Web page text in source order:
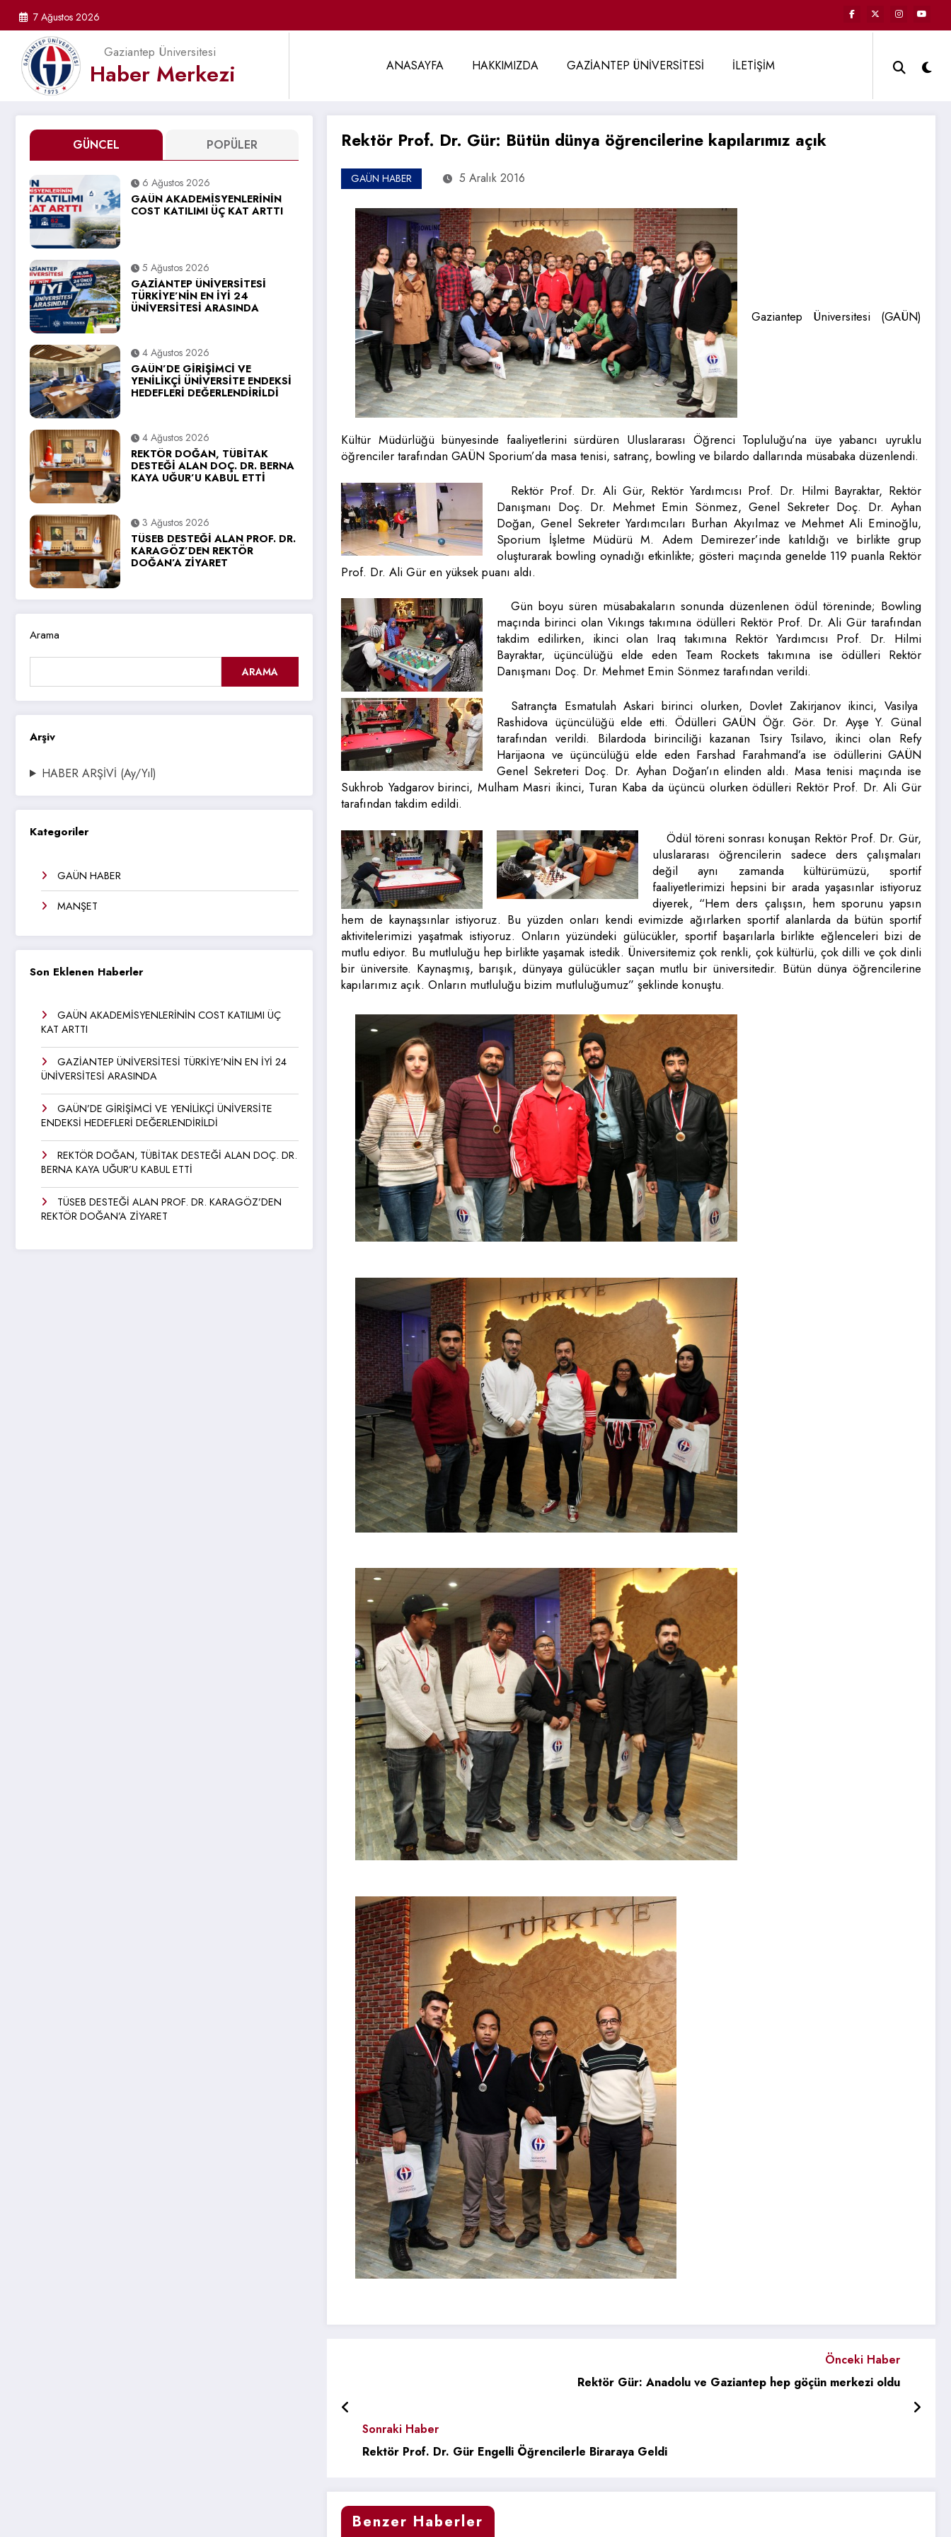
7 Ağustos 2026
Gaziantep Üniversitesi
Haber Merkezi ANASAYFA HAKKIMIZDA GAZİANTEP ÜNİVERSİTESİ İLETİŞİM
GÜNCEL POPÜLER
6 Ağustos 2026
GAÜN AKADEMİSYENLERİNİN
COST KATILIMI ÜÇ KAT ARTTI
5 Ağustos 2026
GAZİANTEP ÜNİVERSİTESİ
TÜRKİYE’NİN EN İYİ 24
ÜNİVERSİTESİ ARASINDA
4 Ağustos 2026
GAÜN’DE GİRİŞİMCİ VE
YENİLİKÇİ ÜNİVERSİTE ENDEKSİ
HEDEFLERİ DEĞERLENDİRİLDİ
4 Ağustos 2026
REKTÖR DOĞAN, TÜBİTAK
DESTEĞİ ALAN DOÇ. DR. BERNA
KAYA UĞUR’U KABUL ETTİ
3 Ağustos 2026
TÜSEB DESTEĞİ ALAN PROF. DR.
KARAGÖZ’DEN REKTÖR
DOĞAN’A ZİYARET
Arama
ARAMA
Arşiv
HABER ARŞİVİ (Ay/Yıl)
Kategoriler
GAÜN HABER
MANŞET
Son Eklenen Haberler
GAÜN AKADEMİSYENLERİNİN COST KATILIMI ÜÇ
KAT ARTTI
GAZİANTEP ÜNİVERSİTESİ TÜRKİYE’NİN EN İYİ 24
ÜNİVERSİTESİ ARASINDA
GAÜN’DE GİRİŞİMCİ VE YENİLİKÇİ ÜNİVERSİTE
ENDEKSİ HEDEFLERİ DEĞERLENDİRİLDİ
REKTÖR DOĞAN, TÜBİTAK DESTEĞİ ALAN DOÇ. DR.
BERNA KAYA UĞUR’U KABUL ETTİ
TÜSEB DESTEĞİ ALAN PROF. DR. KARAGÖZ’DEN
REKTÖR DOĞAN’A ZİYARET
Rektör Prof. Dr. Gür: Bütün dünya öğrencilerine kapılarımız açık
GAÜN HABER 5 Aralık 2016
Gaziantep Üniversitesi (GAÜN)
Kültür Müdürlüğü bünyesinde faaliyetlerini sürdüren Uluslararası Öğrenci Topluluğu’na üye yabancı uyruklu
öğrenciler tarafından GAÜN Sporium’da masa tenisi, satranç, bowling ve bilardo dallarında müsabaka düzenlendi.
Rektör Prof. Dr. Ali Gür, Rektör Yardımcısı Prof. Dr. Hilmi Bayraktar, Rektör
Danışmanı Doç. Dr. Mehmet Emin Sönmez, Genel Sekreter Doç. Dr. Ayhan
Doğan, Genel Sekreter Yardımcıları Burhan Akyılmaz ve Mehmet Ali Eminoğlu,
Sporium İşletme Müdürü M. Adem Demirezer’inde katıldığı ve birlikte grup
oluşturarak bowling oynadığı etkinlikte; gösteri maçında genelde 119 puanla Rektör
Prof. Dr. Ali Gür en yüksek puanı aldı.
Gün boyu süren müsabakaların sonunda düzenlenen ödül töreninde; Bowling
maçında birinci olan Vıkıngs takımına ödülleri Rektör Prof. Dr. Ali Gür tarafından
takdim edilirken, ikinci olan Iraq takımına Rektör Yardımcısı Prof. Dr. Hilmi
Bayraktar, üçüncülüğü elde eden Team Rockets takımına ise ödülleri Rektör
Danışmanı Doç. Dr. Mehmet Emin Sönmez tarafından verildi.
Satrançta Esmatulah Askari birinci olurken, Dovlet Zakirjanov ikinci, Vasilya
Rashidova üçüncülüğü elde etti. Ödülleri GAÜN Öğr. Gör. Dr. Ayşe Y. Günal
tarafından verildi. Bilardoda birinciliği kazanan Tsiry Tsilavo, ikinci olan Refy
Harijaona ve üçüncülüğü elde eden Farshad Farahmand’a ise ödüllerini GAÜN
Genel Sekreteri Doç. Dr. Ayhan Doğan’ın elinden aldı. Masa tenisi maçında ise
Sukhrob Yadgarov birinci, Mulham Masri ikinci, Turan Kaba da üçüncü olurken ödülleri Rektör Prof. Dr. Ali Gür
tarafından takdim edildi.
Ödül töreni sonrası konuşan Rektör Prof. Dr. Gür,
uluslararası öğrencilerin sadece ders çalışmaları
değil aynı zamanda kültürümüzü, sportif
faaliyetlerimizi hepsini bir arada yaşasınlar istiyoruz
diyerek, “Hem ders çalışsın, hem sporunu yapsın
hem de kaynaşsınlar istiyoruz. Bu yüzden onları kendi evimizde ağırlarken sportif alanlarda da bütün sportif
aktivitelerimizi yaşatmak istiyoruz. Onların yüzündeki gülücükler, sportif başarılarla birlikte eğlenceleri bizi de
mutlu ediyor. Bu mutluluğu hep birlikte yaşamak istedik. Üniversitemiz çok renkli, çok kültürlü, çok dilli ve çok dinli
bir üniversite. Kaynaşmış, barışık, dünyaya gülücükler saçan mutlu bir üniversitedir. Bütün dünya öğrencilerine
kapılarımız açık. Onların mutluluğu bizim mutluluğumuz” şeklinde konuştu.
Önceki Haber
Rektör Gür: Anadolu ve Gaziantep hep göçün merkezi oldu
Sonraki Haber
Rektör Prof. Dr. Gür Engelli Öğrencilerle Biraraya Geldi
Benzer Haberler